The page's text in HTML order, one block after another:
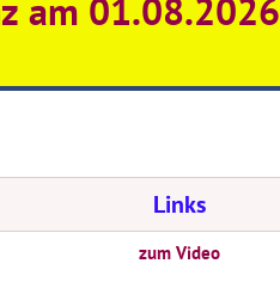
am 01.08.2026
Links
zum Video